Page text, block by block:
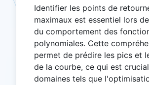
Identifier les points de
maximaux est essentiel lors
du comportement des
polynomiales. Cette
permet de prédire les pics et
de la courbe, ce qui est
domaines tels que